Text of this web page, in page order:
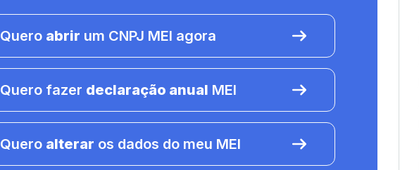
Quero abrir um CNPJ MEI agora
Quero fazer declaração anual MEI
Quero alterar os dados do meu MEI